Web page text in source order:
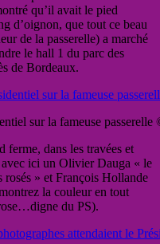
qu’il avait le pied
d’oignon, que tout ce beau
de la passerelle) a marché
le hall 1 du parc des
de Bordeaux.
sur la fameuse passerelle
ferme, dans les travées et
ici un Olivier Dauga « le
» et François Hollande
la couleur en tout
du PS).